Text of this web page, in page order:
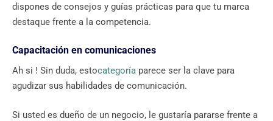
dispones de consejos y guías prácticas para que tu marca
destaque frente a la competencia.
Capacitación en comunicaciones
Ah si ! Sin duda, estocategoría parece ser la clave para
agudizar sus habilidades de comunicación.
Si usted es dueño de un negocio, le gustaría pararse frente a